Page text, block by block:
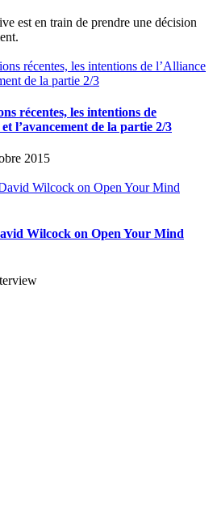
est en train de prendre une décision
récentes, les intentions de
l’avancement de la partie 2/3
2015
Wilcock on Open Your Mind